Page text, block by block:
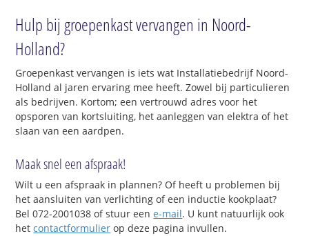
Hulp bij groepenkast vervangen in Noord-
Holland?
Groepenkast vervangen is iets wat Installatiebedrijf Noord-
Holland al jaren ervaring mee heeft. Zowel bij particulieren
als bedrijven. Kortom; een vertrouwd adres voor het
opsporen van kortsluiting, het aanleggen van elektra of het
slaan van een aardpen.
Maak snel een afspraak!
Wilt u een afspraak in plannen? Of heeft u problemen bij
het aansluiten van verlichting of een inductie kookplaat?
Bel 072-2001038 of stuur eene-mail. U kunt natuurlijk ook
hetcontactformulier op deze pagina invullen.